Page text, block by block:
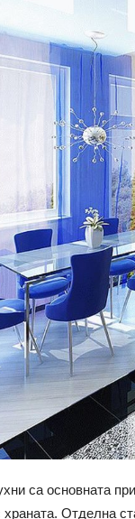
са основната
храната. Отделна